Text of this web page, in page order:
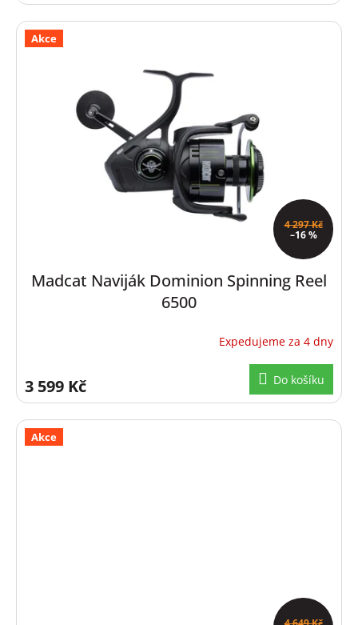
Akce
4 297 Kč
–16 %
Madcat Naviják Dominion Spinning Reel
6500
Expedujeme za 4 dny
3 599 Kč Do košíku
Akce